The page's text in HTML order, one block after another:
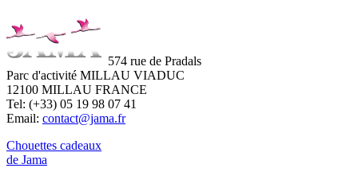
574 rue de Pradals
Parc d'activité MILLAU VIADUC
12100 MILLAU FRANCE
Tel: (+33) 05 19 98 07 41
Email: contact@jama.fr
Chouettes cadeaux
de Jama